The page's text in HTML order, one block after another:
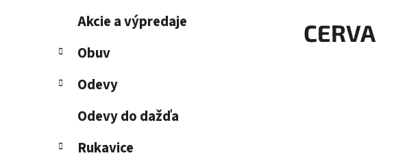
č
ý
n
Preskočiť
kategórie
e
ó
Akcie a výpredaje
Obuv
Odevy
Odevy do dažďa
Rukavice
CERVA